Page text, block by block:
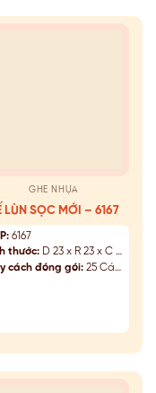
GHẾ NHỰA
LÙN SỌC MỚI – 6167
6167
thước: D 23 x R 23 x C 26 (cm)
cách đóng gói: 25 Cái/Kiện